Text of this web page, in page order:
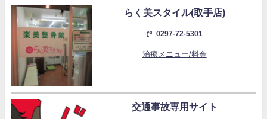
らく美スタイル(取手店)
0297-72-5301
治療メニュー/料金
交通事故専用サイト